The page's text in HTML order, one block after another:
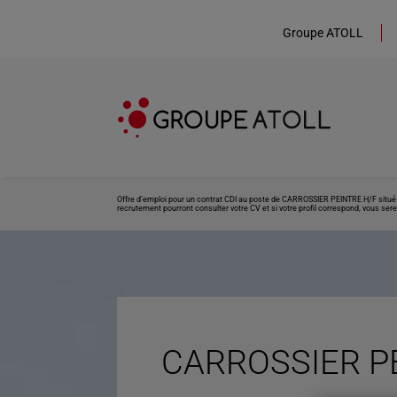
Groupe ATOLL
Offre d’emploi pour un contrat CDI au poste de CARROSSIER PEINTRE H/F
recrutement pourront consulter votre CV et si votre profil correspond, vous
CARROSSIER